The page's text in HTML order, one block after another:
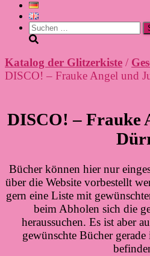
Suchen
nach:
Katalog der Glitzerkiste /
DISCO! – Frauke Angel und
DISCO! – Frauke
Bücher können hier nur
über die Website vorbestellt
gern eine Liste mit
beim Abholen sich die
heraussuchen. Es ist aber
gewünschte Bücher